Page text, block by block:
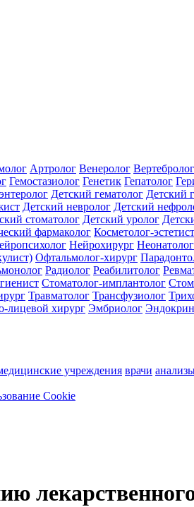
Артролог Венеролог Вертебролог
Гемостазиолог Генетик Гепатолог
Детский гематолог Детский
Детский невролог Детский
стоматолог Детский уролог
фармаколог Косметолог-эстетист
Нейрохирург Неонатолог
Офтальмолог-хирург
Радиолог Реабилитолог
Стоматолог-имплантолог
Травматолог Трансфузиолог
лицевой хирург Эмбриолог
учреждения врачи
Cookie